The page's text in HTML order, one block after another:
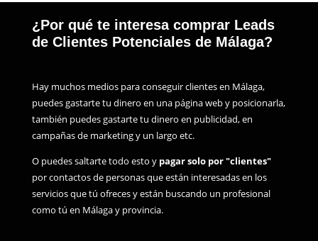
¿Por qué te interesa comprar Leads
de Clientes Potenciales de Málaga?
Hay muchos medios para conseguir clientes en Málaga,
puedes gastarte tu dinero en una página web y posicionarla,
también puedes gastarte tu dinero en publicidad, en
campañas de marketing y un largo etc.
O puedes saltarte todo esto y pagar solo por "clientes"
por contactos de personas que están interesadas en los
servicios que tú ofreces y están buscando un profesional
como tú en Málaga y provincia.